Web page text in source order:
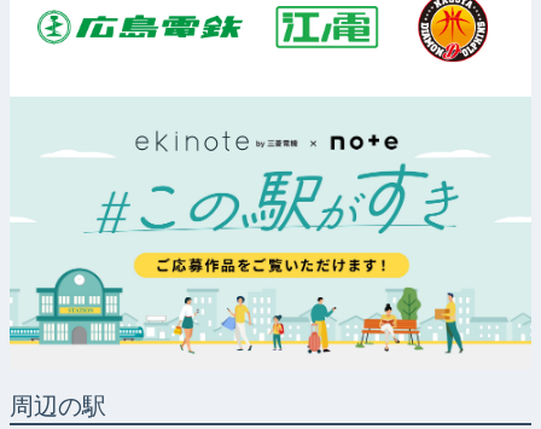
周辺の駅